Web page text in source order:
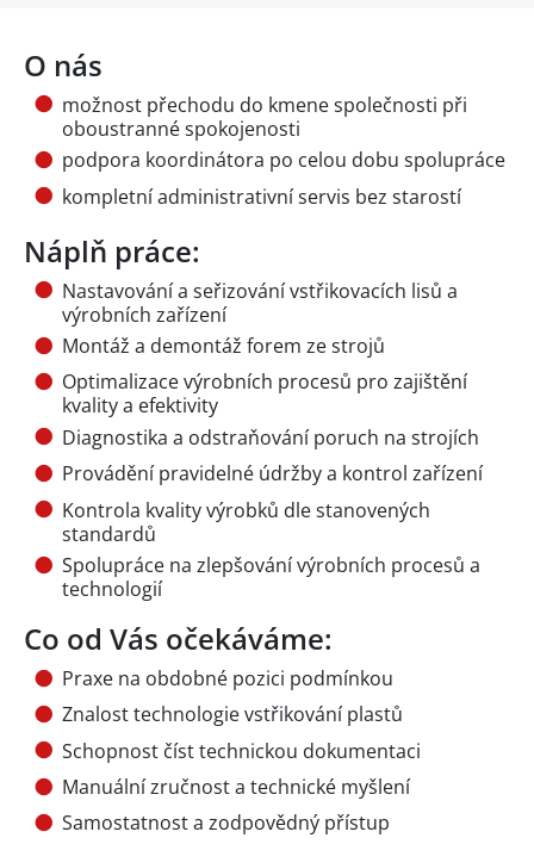
O nás
možnost přechodu do kmene společnosti při
oboustranné spokojenosti
podpora koordinátora po celou dobu spolupráce
kompletní administrativní servis bez starostí
Náplň práce:
Nastavování a seřizování vstřikovacích lisů a
výrobních zařízení
Montáž a demontáž forem ze strojů
Optimalizace výrobních procesů pro zajištění
kvality a efektivity
Diagnostika a odstraňování poruch na strojích
Provádění pravidelné údržby a kontrol zařízení
Kontrola kvality výrobků dle stanovených
standardů
Spolupráce na zlepšování výrobních procesů a
technologií
Co od Vás očekáváme:
Praxe na obdobné pozici podmínkou
Znalost technologie vstřikování plastů
Schopnost číst technickou dokumentaci
Manuální zručnost a technické myšlení
Samostatnost a zodpovědný přístup